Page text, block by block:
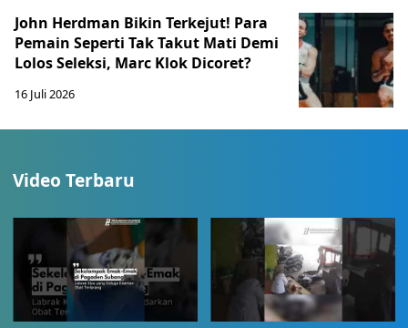
John Herdman Bikin Terkejut! Para
Pemain Seperti Tak Takut Mati Demi
Lolos Seleksi, Marc Klok Dicoret?
16 Juli 2026
Video Terbaru